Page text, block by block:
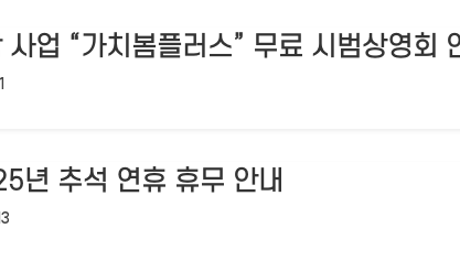
업 “가치봄플러스” 무료 시범상영회
:
년 추석 연휴 휴무 안내
: